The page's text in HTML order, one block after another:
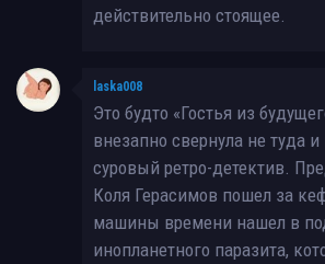
действительно стоящее.
laska008
Это будто «Гостья из
внезапно свернула не туда
суровый ретро-детектив.
Коля Герасимов пошел за
машины времени нашел в
инопланетного паразита,